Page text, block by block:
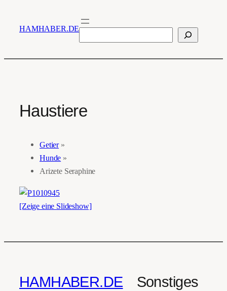
HAMHABER.DESuchen
Haustiere
Getier »
Hunde »
Arizete Seraphine
[Zeige eine Slideshow]
HAMHABER.DE Sonstiges